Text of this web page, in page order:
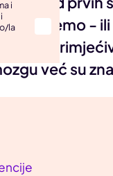
i
la
-
već su